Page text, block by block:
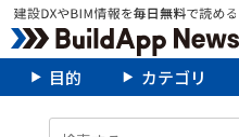
目的 カテゴリ